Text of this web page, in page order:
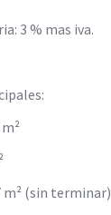
3 % mas iva.
m² (sin terminar)